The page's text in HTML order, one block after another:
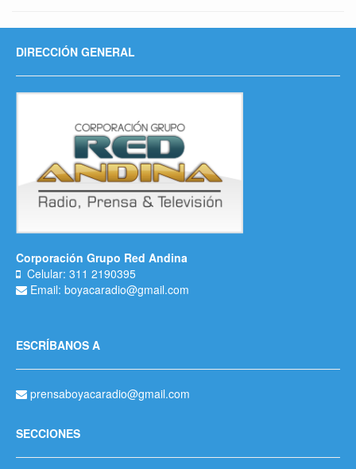
DIRECCIÓN GENERAL
Corporación Grupo Red Andina
Celular: 311 2190395
Email: boyacaradio@gmail.com
ESCRÍBANOS A
prensaboyacaradio@gmail.com
SECCIONES